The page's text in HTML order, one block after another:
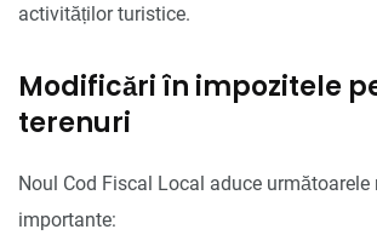
activităților turistice.
Modificări în impozitele
terenuri
Noul Cod Fiscal Local aduce
importante: